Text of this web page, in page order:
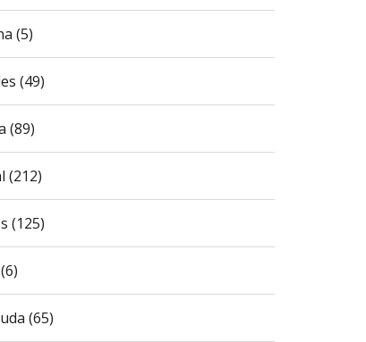
(5)
(49)
(89)
(212)
(125)
(65)